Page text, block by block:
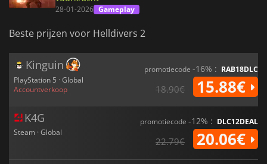
28-01-2026 Gameplay
Beste prijzen voor Helldivers 2
Kinguin
PlayStation 5 · Global
Accountverkoop
promotiecode -16% : RAB18DLC
18.90€ 15.88€
K4G
Steam · Global
promotiecode -12% : DLC12DEAL
22.79€ 20.06€